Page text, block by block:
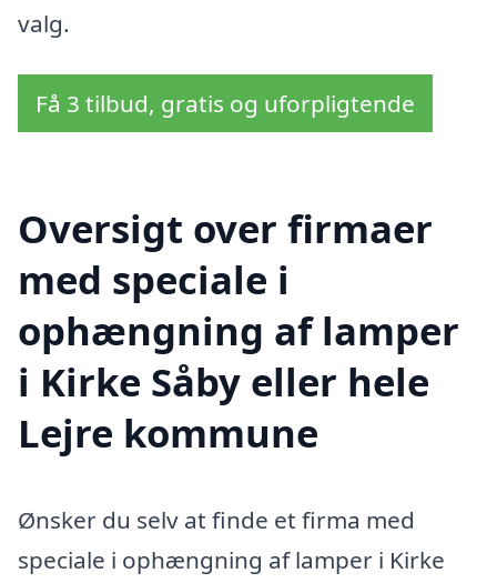
valg.
Få 3 tilbud, gratis og uforpligtende
Oversigt over firmaer
med speciale i
ophængning af lamper
i Kirke Såby eller hele
Lejre kommune
Ønsker du selv at finde et firma med
speciale i ophængning af lamper i Kirke